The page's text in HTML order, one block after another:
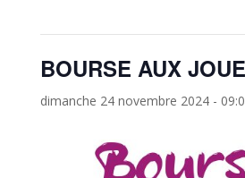
BOURSE AUX
dimanche 24 novembre 2024 -